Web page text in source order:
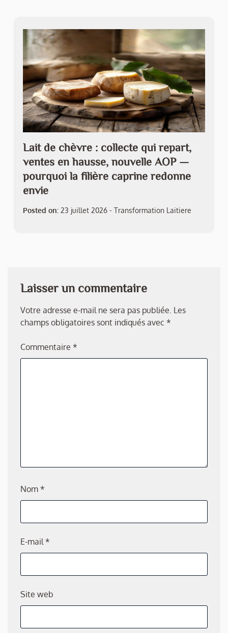
Lait de chèvre : collecte qui repart,
ventes en hausse, nouvelle AOP —
pourquoi la filière caprine redonne
envie
Posted on: 23 juillet 2026 - Transformation Laitiere
Laisser un commentaire
Votre adresse e-mail ne sera pas publiée. Les
champs obligatoires sont indiqués avec *
Commentaire *
Nom *
E-mail *
Site web